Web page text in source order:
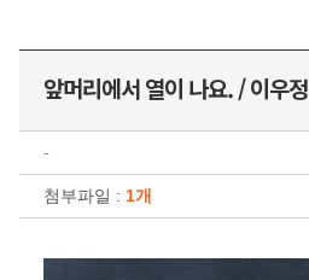
앞머리에서 열이 나요. / 이우정
-
첨부파일 : 1개